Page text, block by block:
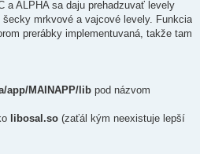
a ALPHA sa daju prehadzuvať levely
šecky mrkvové a vajcové levely. Funkcia
prerábky implementuvaná, takže tam
app/MAINAPP/lib pod názvom
libosal.so (zaťál kým neexistuje lepší